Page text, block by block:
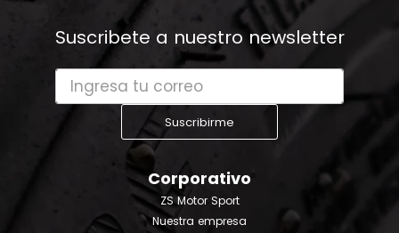
Suscribete a nuestro newsletter
Suscribirme
Corporativo
ZS Motor Sport
Nuestra empresa